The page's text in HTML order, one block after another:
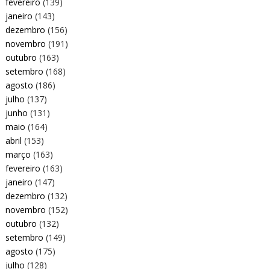
janeiro (143)
dezembro (156)
novembro (191)
outubro (163)
setembro (168)
agosto (186)
julho (137)
junho (131)
maio (164)
abril (153)
março (163)
fevereiro (163)
janeiro (147)
dezembro (132)
novembro (152)
outubro (132)
setembro (149)
agosto (175)
julho (128)